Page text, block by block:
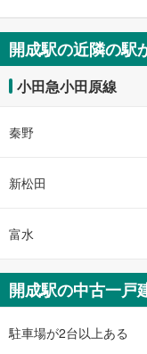
開成駅の近隣の駅
小田急小田原線
秦野
新松田
富水
開成駅の中古一戸
駐車場が2台以上ある